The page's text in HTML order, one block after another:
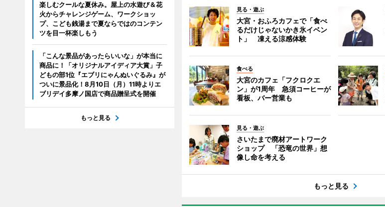
見る・遊ぶ
大宮・おふろカフェで「食べ
るだけじゃないかき氷イベン
ト」 凍える涼感体験
食べる
大宮のカフェ「フクロクエ
ン」が1周年 急須コーヒーが
看板、バー営業も
見る・遊ぶ
さいたまで廃材アートワーク
ショップ 「恐竜の世界」想
像し命を考える
もっと見る
楽しむクールな夏休み。屋上の水遊び＆花
火からチャレンジゲーム、ワークショッ
プ、こども銭湯まで夏ならではのコンテン
ツを目一杯楽しもう
「こんな景品があったらいいな」が本当に
商品に！「オリジナルアイディア大賞」子
どもの部1位『エブリにゃんぬいぐるみ』が
ついに景品化！8月10日（月）11時よりエ
ブリデイ多摩ノ国店で商品贈呈式を開催
もっと見る